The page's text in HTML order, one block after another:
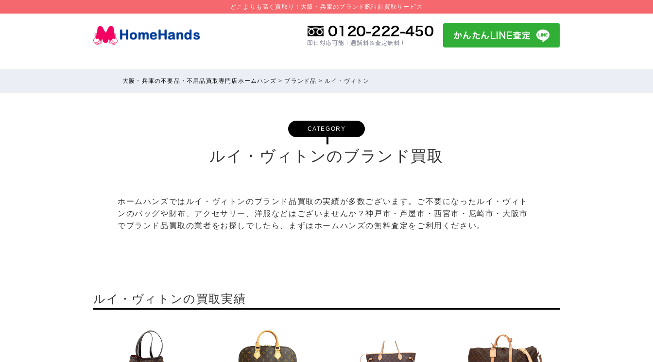
どこよりも高く買取り！大阪・兵庫のブランド腕時計買取サービス
大阪・兵庫の不要品・不用品買取専門店ホームハンズ > ブランド品 > ルイ・ヴィトン
CATEGORY
ルイ・ヴィトンのブランド買取
ホームハンズではルイ・ヴィトンのブランド品買取の実績が多数ございます。ご不要になったルイ・ヴィト
ンのバッグや財布、アクセサリー、洋服などはございませんか？神戸市・芦屋市・西宮市・尼崎市・大阪市
でブランド品買取の業者をお探しでしたら、まずはホームハンズの無料査定をご利用ください。
ルイ・ヴィトンの買取実績